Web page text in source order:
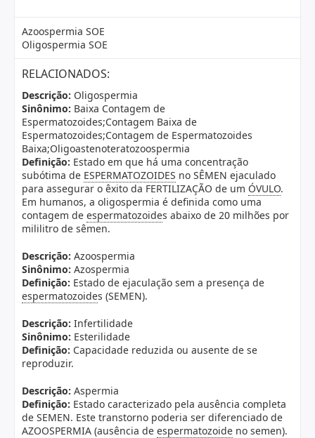
Azoospermia SOE
Oligospermia SOE
RELACIONADOS:
Descrição: Oligospermia
Sinônimo: Baixa Contagem de
Espermatozoides;Contagem Baixa de
Espermatozoides;Contagem de Espermatozoides
Baixa;Oligoastenoteratozoospermia
Definição: Estado em que há uma concentração
subótima de ESPERMATOZOIDES no SÊMEN ejaculado
para assegurar o êxito da FERTILIZAÇÃO de um ÓVULO.
Em humanos, a oligospermia é definida como uma
contagem de espermatozoides abaixo de 20 milhões por
mililitro de sêmen.
Descrição: Azoospermia
Sinônimo: Azospermia
Definição: Estado de ejaculação sem a presença de
espermatozoides (SEMEN).
Descrição: Infertilidade
Sinônimo: Esterilidade
Definição: Capacidade reduzida ou ausente de se
reproduzir.
Descrição: Aspermia
Definição: Estado caracterizado pela ausência completa
de SEMEN. Este transtorno poderia ser diferenciado de
AZOOSPERMIA (ausência de espermatozoide no semen).